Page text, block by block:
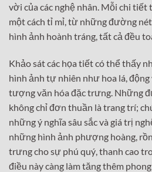
vời của các nghệ nhân. Mỗi chi
một cách tỉ mỉ, từ những đường
hình ảnh hoành tráng, tất cả đều
Khảo sát các họa tiết có thể thấy
hình ảnh tự nhiên như hoa lá,
tượng văn hóa đặc trưng. Những
không chỉ đơn thuần là trang trí;
những ý nghĩa sâu sắc và giá trị
những hình ảnh phượng hoàng,
trưng cho sự phú quý, thanh cao
điều này càng làm tăng thêm